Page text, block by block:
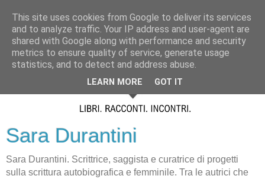
Sara Durantini
Sara Durantini. Scrittrice, saggista e curatrice di progetti
sulla scrittura autobiografica e femminile. Tra le autrici che
This site uses cookies from Google to deliver its services
and to analyze traffic. Your IP address and user-agent are
shared with Google along with performance and security
metrics to ensure quality of service, generate usage
statistics, and to detect and address abuse.
LEARN MORE GOT IT